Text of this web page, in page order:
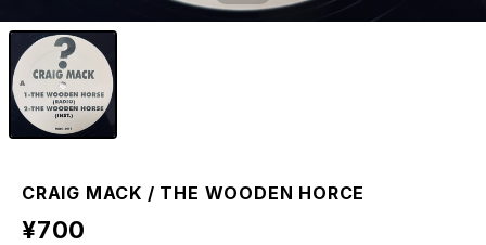
CRAIG MACK / THE WOODEN HORCE
¥700